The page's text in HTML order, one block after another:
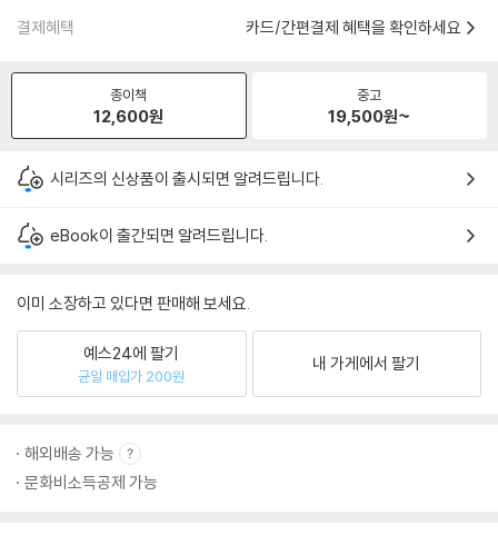
결제혜택 카드/간편결제 혜택을 확인하세요
종이책
12,600원
중고
19,500원~
시리즈의 신상품이 출시되면 알려드립니다.
eBook이 출간되면 알려드립니다.
이미 소장하고 있다면 판매해 보세요.
예스24에 팔기
균일 매입가 200원
내 가게에서 팔기
해외배송 가능
문화비소득공제 가능